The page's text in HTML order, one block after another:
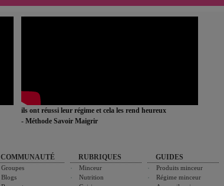
ils ont réussi leur régime et cela les rend heureux
- Méthode Savoir Maigrir
COMMUNAUTÉ
Groupes
Blogs
RUBRIQUES
Minceur
Nutrition
GUIDES
Produits minceur
Régime minceur